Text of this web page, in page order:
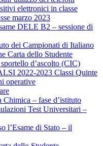
elettronici in classe
marzo 2023
DELE B2 – sessione di
dei Campionati di Italiano
Carta dello Studente
d’ascolto (CIC)
2022-2023 Classi Quinte
operative
– fase d’istituto
Test Universitari –
l’Esame di Stato – il